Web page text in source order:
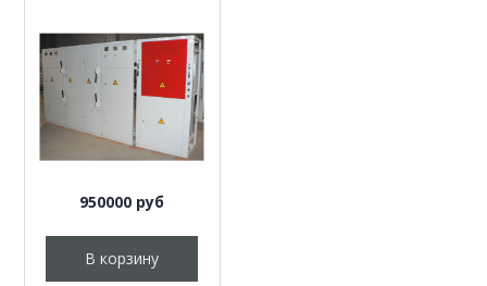
950000 руб
В корзину